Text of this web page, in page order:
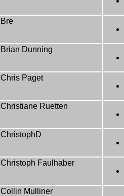
Bre
Brian Dunning
Chris Paget
Christiane Ruetten
ChristophD
Christoph Faulhaber
Collin Mulliner